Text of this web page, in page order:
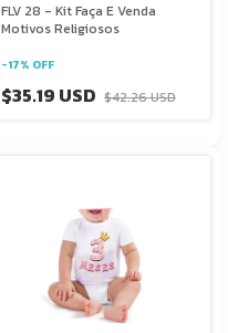
FLV 28 - Kit Faça E Venda
Motivos Religiosos
-17% OFF
$35.19 USD $42.26 USD